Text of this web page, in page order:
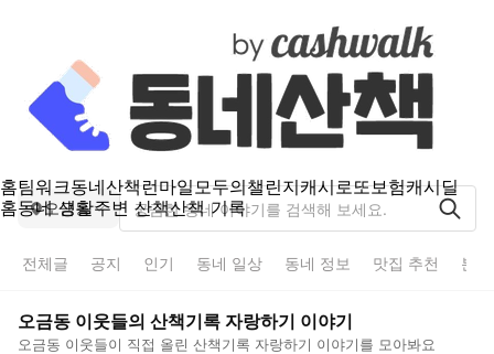
홈팀워크동네산책런마일모두의챌린지캐시로또보험캐시딜
홈동네 생활주변 산책산책 기록
오금동
전체글 공지 인기 동네 일상 동네 정보 맛집 추천 분
오금동 이웃들의 산책기록 자랑하기 이야기
오금동 이웃들이 직접 올린 산책기록 자랑하기 이야기를 모아봐요